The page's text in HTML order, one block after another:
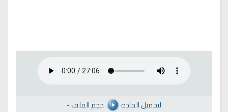
- لتحميل المادة حجم الملف